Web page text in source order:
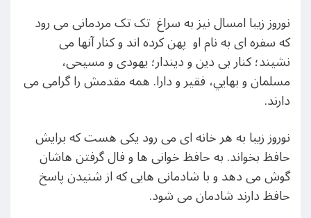
نوروز زیبا امسال نیز به سراغ تک تک مردمانی می رود
که سفره ای به نام او پهن کرده اند و کنار آنها می
نشیند؛ کنار بی دین و دیندار؛ یهودی و مسیحی،
مسلمان و بهايي، فقیر و دارا. همه مقدمش را گرامی می
دارند.
نوروز زیبا به هر خانه ای می رود یکی هست که برایش
حافظ بخواند. به حافظ خوانی ها و فال گرفتن هاشان
گوش می دهد و با شادمانی هایی که از شنیدن پاسخ
حافظ دارند شادمان می شود.